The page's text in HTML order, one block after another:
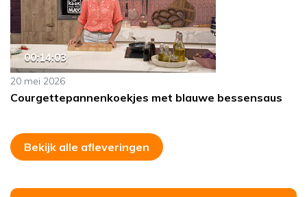
00:14:03
20 mei 2026
Courgettepannenkoekjes met blauwe bessensaus
Bekijk alle afleveringen